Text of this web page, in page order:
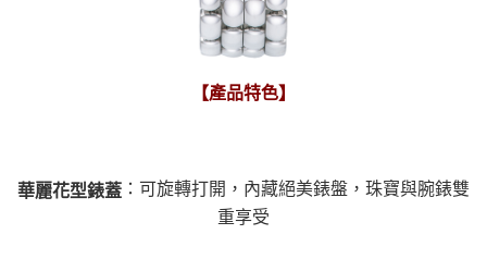
【產品特色】
華麗花型錶蓋 ：可旋轉打開，內藏絕美錶盤，珠寶與腕錶雙
重享受